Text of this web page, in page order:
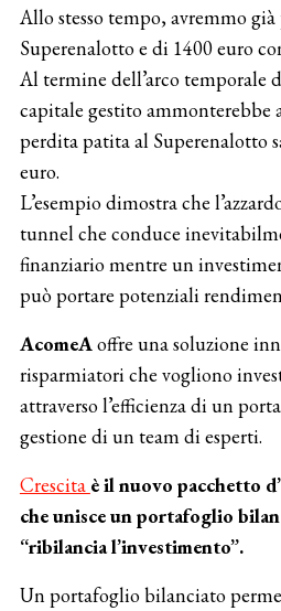
Allo stesso tempo, avremmo
Superenalotto e di 1400 euro
Al termine dell’arco temporale
capitale gestito ammonterebbe
perdita patita al Superenalotto
euro.
L’esempio dimostra che
tunnel che conduce
finanziario mentre un
può portare potenziali
AcomeAoffre una soluzione
risparmiatori che vogliono
attraverso l’efficienza di un
gestione di un team di esperti.
Crescita è il nuovo pacchetto
che unisce un portafoglio
“ribilancia l’investimento”.
Un portafoglio bilanciato